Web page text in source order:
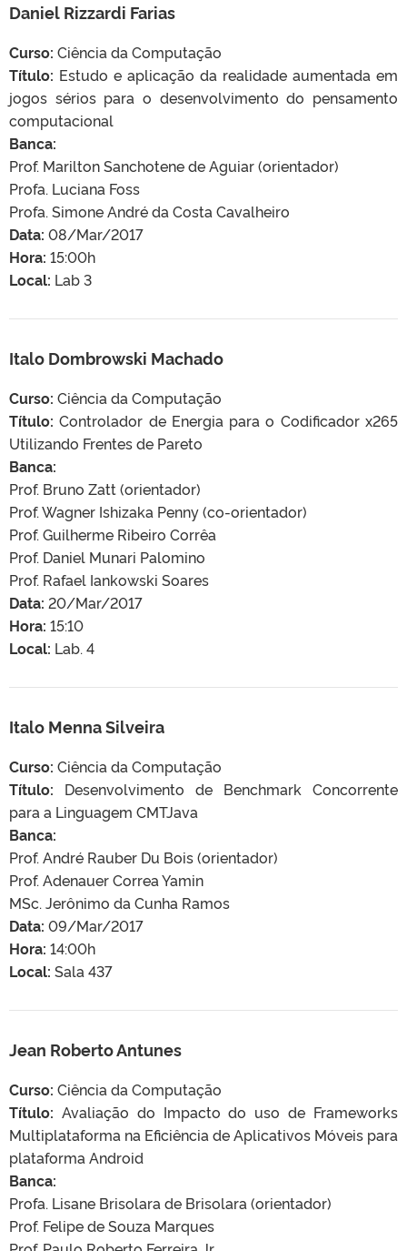
Daniel Rizzardi Farias
Curso: Ciência da Computação
Título: Estudo e aplicação da realidade aumentada em
jogos sérios para o desenvolvimento do pensamento
computacional
Banca:
Prof. Marilton Sanchotene de Aguiar (orientador)
Profa. Luciana Foss
Profa. Simone André da Costa Cavalheiro
Data: 08/Mar/2017
Hora: 15:00h
Local: Lab 3
Italo Dombrowski Machado
Curso: Ciência da Computação
Título: Controlador de Energia para o Codificador x265
Utilizando Frentes de Pareto
Banca:
Prof. Bruno Zatt (orientador)
Prof. Wagner Ishizaka Penny (co-orientador)
Prof. Guilherme Ribeiro Corrêa
Prof. Daniel Munari Palomino
Prof. Rafael Iankowski Soares
Data: 20/Mar/2017
Hora: 15:10
Local: Lab. 4
Italo Menna Silveira
Curso: Ciência da Computação
Título: Desenvolvimento de Benchmark Concorrente
para a Linguagem CMTJava
Banca:
Prof. André Rauber Du Bois (orientador)
Prof. Adenauer Correa Yamin
MSc. Jerônimo da Cunha Ramos
Data: 09/Mar/2017
Hora: 14:00h
Local: Sala 437
Jean Roberto Antunes
Curso: Ciência da Computação
Título: Avaliação do Impacto do uso de Frameworks
Multiplataforma na Eficiência de Aplicativos Móveis para
plataforma Android
Banca:
Profa. Lisane Brisolara de Brisolara (orientador)
Prof. Felipe de Souza Marques